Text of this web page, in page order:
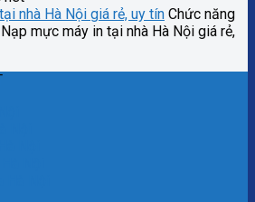
nhà Hà Nội giá rẻ, uy tín Chức năng
mực máy in tại nhà Hà Nội giá rẻ,